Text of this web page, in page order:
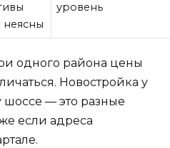
неясны
уровень
одного района цены
Новостройка у
шоссе — это разные
если адреса